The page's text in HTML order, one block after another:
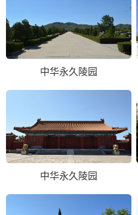
中华永久陵园
中华永久陵园